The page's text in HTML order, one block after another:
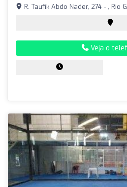
R. Taufik Abdo Nader, 274 - , Rio
Veja o